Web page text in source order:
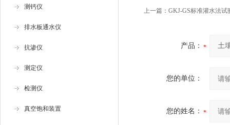
测钙仪
排水板通水仪
抗渗仪
测定仪
检测仪
真空饱和装置
上一篇： GKJ-GS标准灌水法试
产品：
您的单位：
您的姓名：